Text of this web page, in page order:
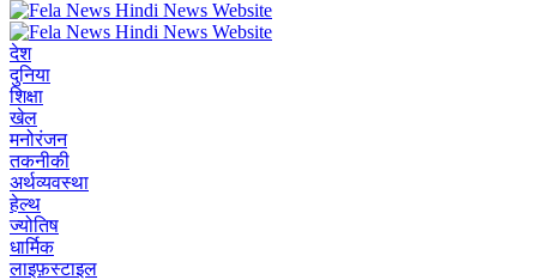
देश
दुनिया
शिक्षा
खेल
मनोरंजन
तकनीकी
अर्थव्यवस्था
हेल्थ
ज्योतिष
धार्मिक
लाइफ़स्टाइल